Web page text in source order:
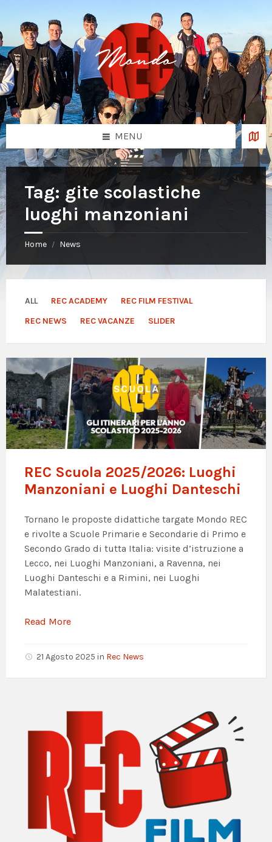
content
sidebar
footer
MENU
Tag: gite scolastiche
luoghi manzoniani
Home / News
ALL REC ACADEMY
REC FILM FESTIVAL
REC NEWS
REC VACANZE SLIDER
REC Scuola 2025/2026: Luoghi
Manzoniani e Luoghi Danteschi
Tornano le proposte didattiche targate Mondo REC
e rivolte a Scuole Primarie e Secondarie di Primo e
Secondo Grado di tutta Italia: visite d’istruzione a
Lecco, nei Luoghi Manzoniani, a Ravenna, nei
Luoghi Danteschi e a Rimini, nei Luoghi
Malatestiani.
Read More
21 Agosto 2025 in Rec News